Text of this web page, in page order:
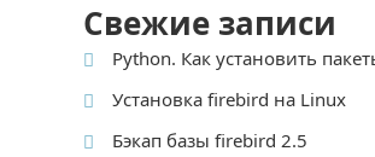
Свежие записи
Python. Как установить
Установка firebird на Linux
Бэкап базы firebird 2.5